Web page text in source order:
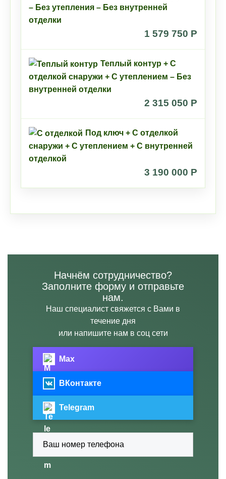
– Без утепления – Без внутренней
отделки
1 579 750 P
Теплый контур + С
отделкой снаружи + С утеплением – Без
внутренней отделки
2 315 050 P
Под ключ + С отделкой
снаружи + С утеплением + С внутренней
отделкой
3 190 000 P
Начнём сотрудничество?
Заполните форму и отправьте
нам.
Наш специалист свяжется с Вами в
течение дня
или напишите нам в соц сети
Max
ВКонтакте
Telegram